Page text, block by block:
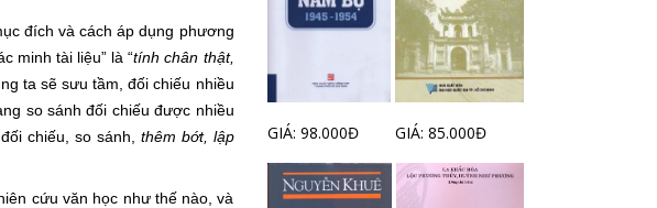
đích và cách áp dụng phương
minh tài liệu” là “tính chân thật,
ta sẽ sưu tầm, đối chiếu nhiều
so sánh đối chiếu được nhiều
chiếu, so sánh, thêm bớt, lập
cứu văn học như thế nào, và
GIÁ: 98.000Đ GIÁ: 85.000Đ